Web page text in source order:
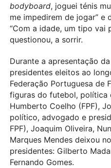
bodyboard, joguei ténis
me impedirem de jogar” e
“Com a idade, um tipo vai
questionou, a sorrir.
Durante a apresentação
presidentes eleitos ao
Federação Portuguesa de
figuras do futebol, política
Humberto Coelho (FPF),
político, advogado e
FPF), Joaquim Oliveira,
Marques Mendes deixou
presidentes: Gilberto
Fernando Gomes.